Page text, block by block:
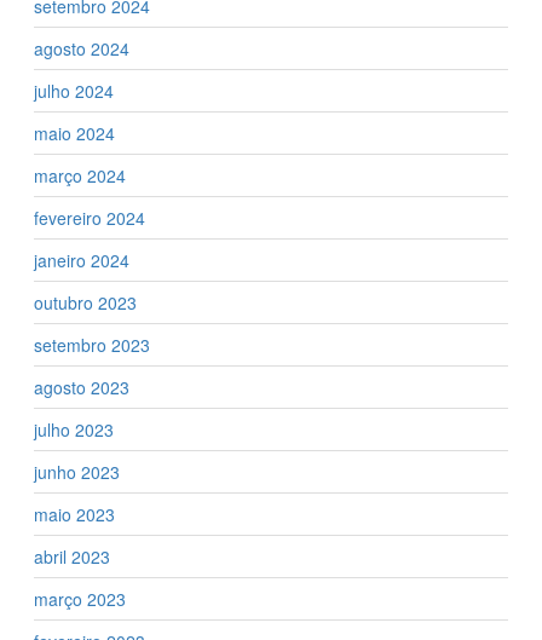
setembro 2024
agosto 2024
julho 2024
maio 2024
março 2024
fevereiro 2024
janeiro 2024
outubro 2023
setembro 2023
agosto 2023
julho 2023
junho 2023
maio 2023
abril 2023
março 2023